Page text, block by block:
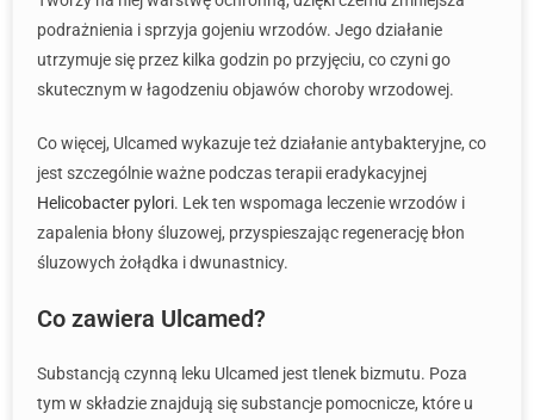
podrażnienia i sprzyja gojeniu wrzodów. Jego działanie
utrzymuje się przez kilka godzin po przyjęciu, co czyni go
skutecznym w łagodzeniu objawów choroby wrzodowej.
Co więcej, Ulcamed wykazuje też działanie antybakteryjne, co
jest szczególnie ważne podczas terapii eradykacyjnej
Helicobacter pylori. Lek ten wspomaga leczenie wrzodów i
zapalenia błony śluzowej, przyspieszając regenerację błon
śluzowych żołądka i dwunastnicy.
Co zawiera Ulcamed?
Substancją czynną leku Ulcamed jest tlenek bizmutu. Poza
tym w składzie znajdują się substancje pomocnicze, które u